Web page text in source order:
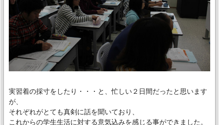
実習着の採寸をしたり・・・と、忙しい２日間だったと思います
が、
それぞれがとても真剣に話を聞いており、
これからの学生生活に対する意気込みを感じる事ができました。